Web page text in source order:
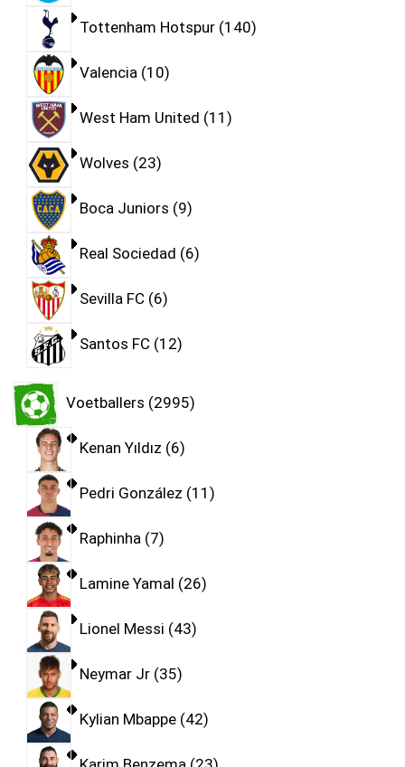
Tottenham Hotspur 140
Valencia 10
West Ham United 11
Wolves 23
Boca Juniors 9
Real Sociedad 6
Sevilla FC 6
Santos FC 12
Voetballers 2995
Kenan Yıldız 6
Pedri González 11
Raphinha 7
Lamine Yamal 26
Lionel Messi 43
Neymar Jr 35
Kylian Mbappe 42